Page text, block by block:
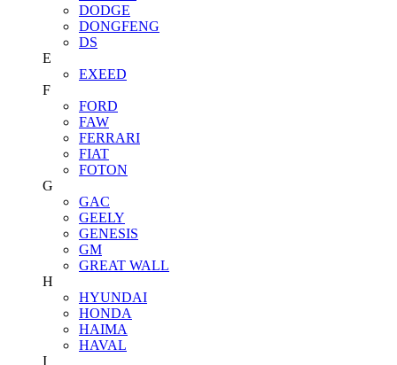
DODGE
DONGFENG
DS
E
EXEED
F
FORD
FAW
FERRARI
FIAT
FOTON
G
GAC
GEELY
GENESIS
GM
GREAT WALL
H
HYUNDAI
HONDA
HAIMA
HAVAL
I